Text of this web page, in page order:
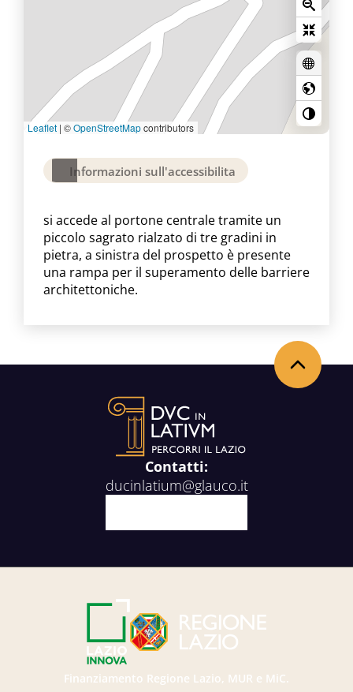
Leaflet | ©OpenStreetMapcontributors
Informazioni sull'accessibilita
si accede al portone centrale tramite un
piccolo sagrato rialzato di tre gradini in
pietra, a sinistra del prospetto è presente
una rampa per il superamento delle barriere
architettoniche.
Contatti:
ducinlatium@glauco.it
Finanziamento Regione Lazio, MUR e MiC.
Back to the top